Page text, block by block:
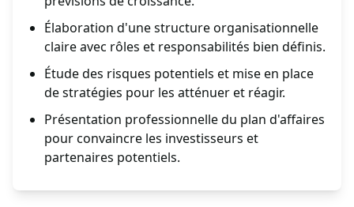
Élaboration d'une structure organisationnelle
claire avec rôles et responsabilités bien définis.
Étude des risques potentiels et mise en place
de stratégies pour les atténuer et réagir.
Présentation professionnelle du plan d'affaires
pour convaincre les investisseurs et
partenaires potentiels.